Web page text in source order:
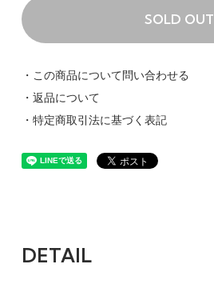
SOLD OUT
・この商品について問い合わせる
・返品について
・特定商取引法に基づく表記
DETAIL